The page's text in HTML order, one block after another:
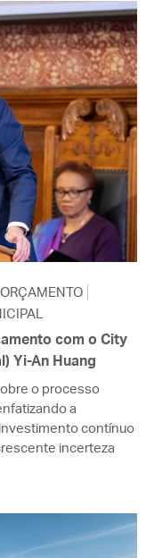
ORÇAMENTO
com o City
Yi-An Huang
o processo
a
contínuo
incerteza